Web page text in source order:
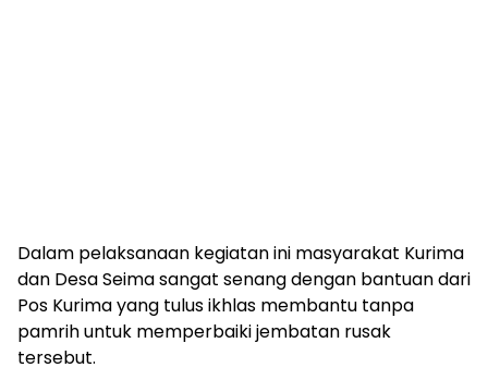
Dalam pelaksanaan kegiatan ini masyarakat Kurima
dan Desa Seima sangat senang dengan bantuan dari
Pos Kurima yang tulus ikhlas membantu tanpa
pamrih untuk memperbaiki jembatan rusak
tersebut.